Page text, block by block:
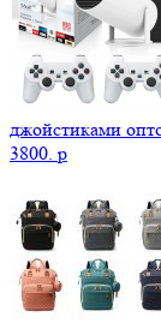
джойстиками
3800. p